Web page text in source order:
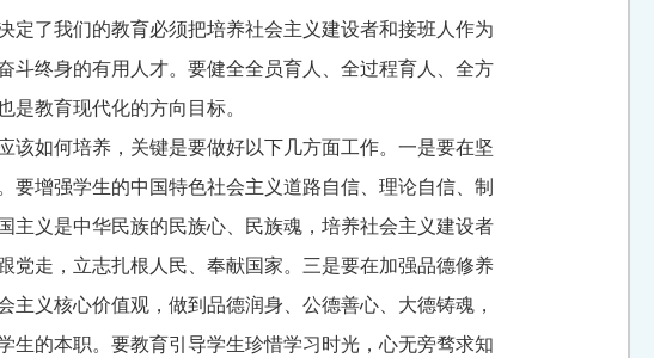
了我们的教育必须把培养社会主义建设者和接班人作为
斗终身的有用人才。要健全全员育人、全过程育人、全方
教育现代化的方向目标。
如何培养，关键是要做好以下几方面工作。一是要在坚
增强学生的中国特色社会主义道路自信、理论自信、制
主义是中华民族的民族心、民族魂，培养社会主义建设者
党走，立志扎根人民、奉献国家。三是要在加强品德修养
义核心价值观，做到品德润身、公德善心、大德铸魂，
生的本职。要教育引导学生珍惜学习时光，心无旁骛求知